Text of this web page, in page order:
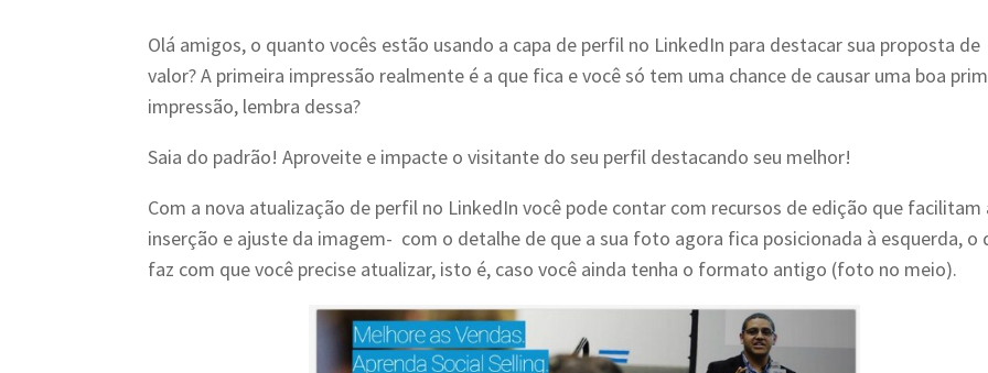
Olá amigos, o quanto vocês estão usando a capa de perfil no LinkedIn para destacar sua proposta de
valor? A primeira impressão realmente é a que fica e você só tem uma chance de causar uma boa
impressão, lembra dessa?
Saia do padrão! Aproveite e impacte o visitante do seu perfil destacando seu melhor!
Com a nova atualização de perfil no LinkedIn você pode contar com recursos de edição que facilitam
inserção e ajuste da imagem- com o detalhe de que a sua foto agora fica posicionada à esquerda, o
faz com que você precise atualizar, isto é, caso você ainda tenha o formato antigo (foto no meio).